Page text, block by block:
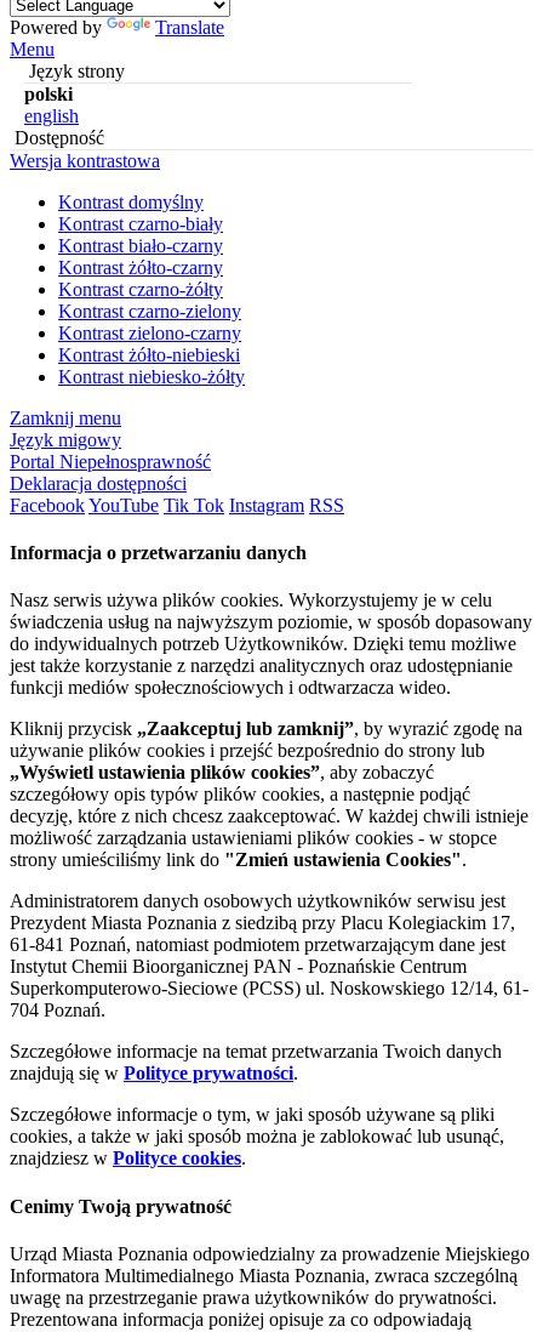
Powered by
Translate
Menu
Język strony
polski
english
Dostępność
Wersja kontrastowa
Kontrast domyślny
Kontrast czarno-biały
Kontrast biało-czarny
Kontrast żółto-czarny
Kontrast czarno-żółty
Kontrast czarno-zielony
Kontrast zielono-czarny
Kontrast żółto-niebieski
Kontrast niebiesko-żółty
Zamknij menu
Język migowy
Portal Niepełnosprawność
Deklaracja dostępności
FacebookYouTube Tik Tok Instagram RSS
Informacja o przetwarzaniu danych
Nasz serwis używa plików cookies. Wykorzystujemy je w celu
świadczenia usług na najwyższym poziomie, w sposób dopasowany
do indywidualnych potrzeb Użytkowników. Dzięki temu możliwe
jest także korzystanie z narzędzi analitycznych oraz udostępnianie
funkcji mediów społecznościowych i odtwarzacza wideo.
Kliknij przycisk „Zaakceptuj lub zamknij”, by wyrazić zgodę na
używanie plików cookies i przejść bezpośrednio do strony lub
„Wyświetl ustawienia plików cookies”, aby zobaczyć
szczegółowy opis typów plików cookies, a następnie podjąć
decyzję, które z nich chcesz zaakceptować. W każdej chwili istnieje
możliwość zarządzania ustawieniami plików cookies - w stopce
strony umieściliśmy link do "Zmień ustawienia Cookies".
Administratorem danych osobowych użytkowników serwisu jest
Prezydent Miasta Poznania z siedzibą przy Placu Kolegiackim 17,
61-841 Poznań, natomiast podmiotem przetwarzającym dane jest
Instytut Chemii Bioorganicznej PAN - Poznańskie Centrum
Superkomputerowo-Sieciowe (PCSS) ul. Noskowskiego 12/14, 61-
704 Poznań.
Szczegółowe informacje na temat przetwarzania Twoich danych
znajdują się w Polityce prywatności.
Szczegółowe informacje o tym, w jaki sposób używane są pliki
cookies, a także w jaki sposób można je zablokować lub usunąć,
znajdziesz w Polityce cookies.
Cenimy Twoją prywatność
Urząd Miasta Poznania odpowiedzialny za prowadzenie Miejskiego
Informatora Multimedialnego Miasta Poznania, zwraca szczególną
uwagę na przestrzeganie prawa użytkowników do prywatności.
Prezentowana informacja poniżej opisuje za co odpowiadają